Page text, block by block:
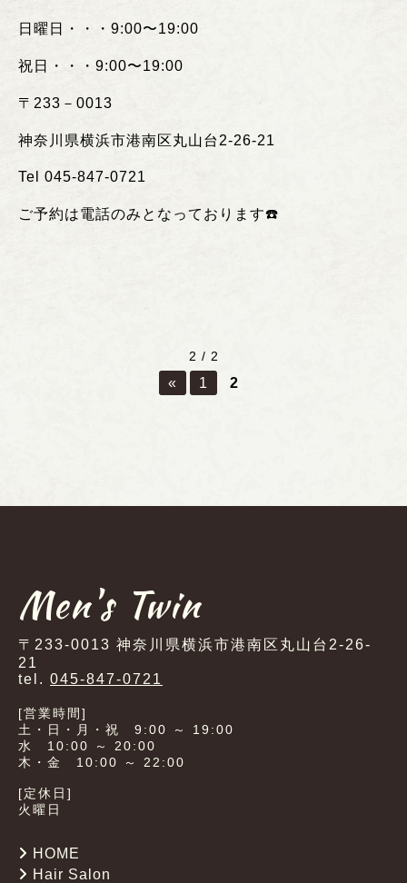
日曜日・・・ 9:00〜19:00
祝日・・・ 9:00〜19:00
〒 233 － 0013
神奈川県横浜市港南区丸山台 2-26-21
Tel 045-847-0721
ご予約は電話のみとなっております☎️
2 / 2
« 1 2
Men's Twin
〒233-0013 神奈川県横浜市港南区丸山台2-26-
21
tel. 045-847-0721
[営業時間]
土・日・月・祝 9:00 ～ 19:00
水 10:00 ～ 20:00
木・金 10:00 ～ 22:00
[定休日]
火曜日
HOME
Hair Salon